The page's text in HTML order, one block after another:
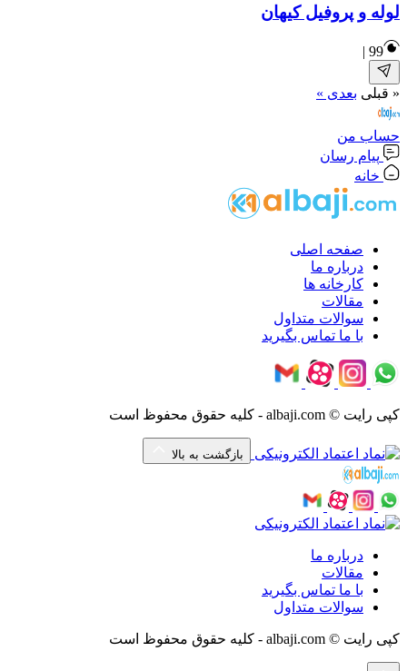
لوله و پروفیل کیهان
99
|
« قبلی بعدی »
حساب من
پیام رسان
خانه
صفحه اصلی
درباره ما
کارخانه ها
مقالات
سوالات متداول
با ما تماس بگیرید
کپی رایت © albaji.com - کلیه حقوق محفوظ است
بازگشت به بالا
درباره ما
مقالات
با ما تماس بگیرید
سوالات متداول
کپی رایت © albaji.com - کلیه حقوق محفوظ است